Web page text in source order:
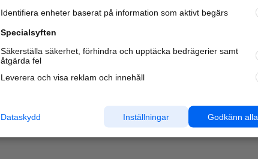
Identifiera enheter baserat på information som aktivt begärs
Specialsyften
Säkerställa säkerhet, förhindra och upptäcka bedrägerier samt
åtgärda fel
Leverera och visa reklam och innehåll
Godkänn alla
Inställningar
Dataskydd